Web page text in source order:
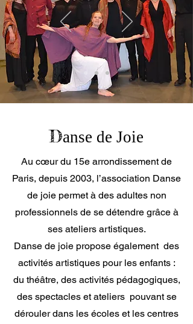
Danse de Joie
Au cœur du 15e arrondissement de
Paris, depuis 2003, l’association Danse
de joie permet à des adultes non
professionnels de se détendre grâce à
ses ateliers artistiques.
Danse de joie propose également des
activités artistiques pour les enfants :
du théâtre, des activités pédagogiques,
des spectacles et ateliers pouvant se
dérouler dans les écoles et les centres